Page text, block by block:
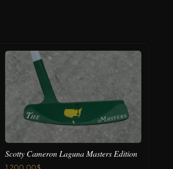
Scotty Cameron Laguna Masters Edition